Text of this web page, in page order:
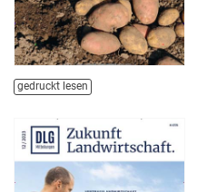
gedruckt lesen